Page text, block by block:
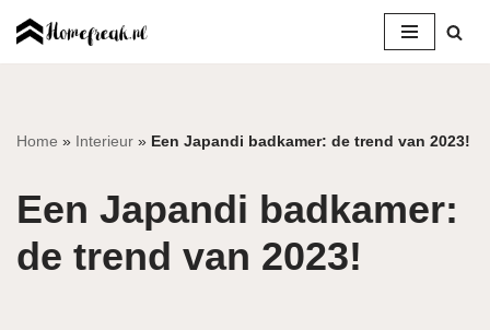
inhoud
Home » Interieur » Een Japandi badkamer: de trend van 2023!
Een Japandi badkamer:
de trend van 2023!